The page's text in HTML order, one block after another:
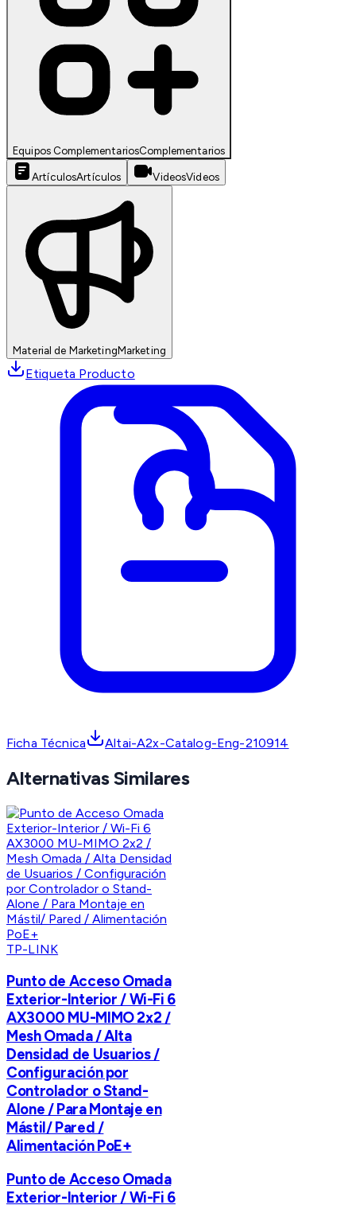
Equipos ComplementariosComplementarios
ArtículosArtículos VideosVideos
Material de MarketingMarketing
Etiqueta Producto
Ficha Técnica Altai-A2x-Catalog-Eng-210914
Alternativas Similares
TP-LINK
Punto de Acceso Omada
Exterior-Interior / Wi-Fi 6
AX3000 MU-MIMO 2x2 /
Mesh Omada / Alta
Densidad de Usuarios /
Configuración por
Controlador o Stand-
Alone / Para Montaje en
Mástil/ Pared /
Alimentación PoE+
Punto de Acceso Omada
Exterior-Interior / Wi-Fi 6